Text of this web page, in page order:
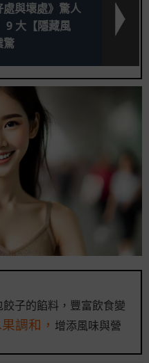
處與壞處》驚人
9 大【隱藏風
驚
子的餡料，豐富飲食變
調和， 增添風味與營